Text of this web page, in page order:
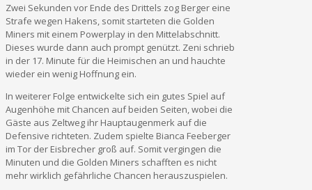
Zwei Sekunden vor Ende des Drittels zog Berger eine
Strafe wegen Hakens, somit starteten die Golden
Miners mit einem Powerplay in den Mittelabschnitt.
Dieses wurde dann auch prompt genützt. Zeni schrieb
in der 17. Minute für die Heimischen an und hauchte
wieder ein wenig Hoffnung ein.
In weiterer Folge entwickelte sich ein gutes Spiel auf
Augenhöhe mit Chancen auf beiden Seiten, wobei die
Gäste aus Zeltweg ihr Hauptaugenmerk auf die
Defensive richteten. Zudem spielte Bianca Feeberger
im Tor der Eisbrecher groß auf. Somit vergingen die
Minuten und die Golden Miners schafften es nicht
mehr wirklich gefährliche Chancen herauszuspielen.